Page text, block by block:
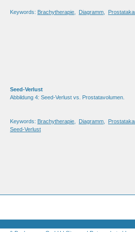
Keywords: Brachytherapie Diagramm
Seed-Verlust
Abbildung 4: Seed-Verlust vs. Prostatavolumen.
Keywords: Brachytherapie Diagramm
Seed-Verlust